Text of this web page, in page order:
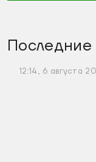
12:14, 6 августа